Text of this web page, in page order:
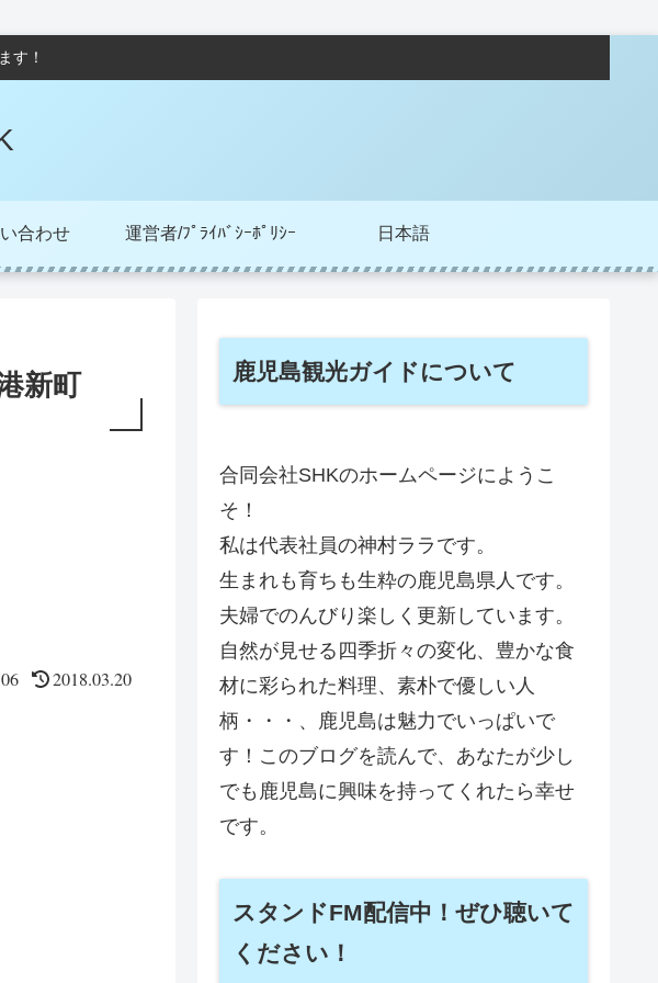
す！
合わせ 運営者/ﾌﾟﾗｲﾊﾞｼｰﾎﾟﾘｼｰ 日本語
新町
2018.03.20
鹿児島観光ガイドについて
合同会社SHKのホームページにようこ
そ！
私は代表社員の神村ララです。
生まれも育ちも生粋の鹿児島県人です。
夫婦でのんびり楽しく更新しています。
自然が見せる四季折々の変化、豊かな食
材に彩られた料理、素朴で優しい人
柄・・・、鹿児島は魅力でいっぱいで
す！このブログを読んで、あなたが少し
でも鹿児島に興味を持ってくれたら幸せ
です。
スタンドFM配信中！ぜひ聴いて
ください！